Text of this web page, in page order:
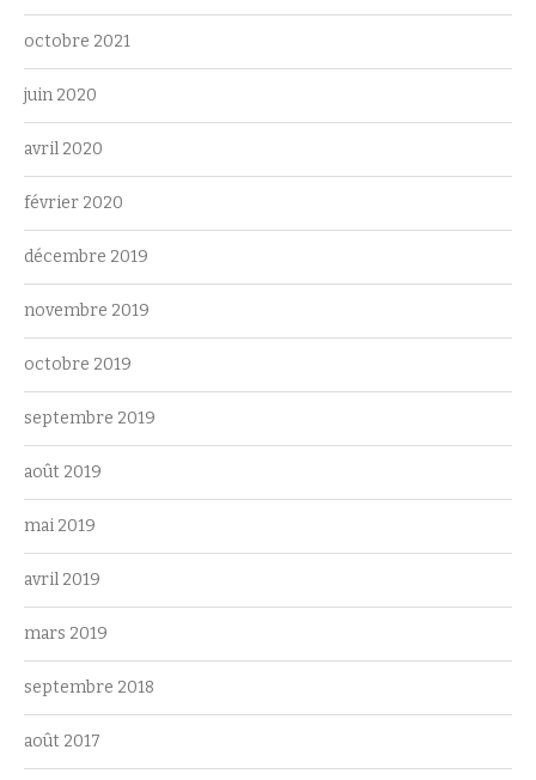
octobre 2021
juin 2020
avril 2020
février 2020
décembre 2019
novembre 2019
octobre 2019
septembre 2019
août 2019
mai 2019
avril 2019
mars 2019
septembre 2018
août 2017